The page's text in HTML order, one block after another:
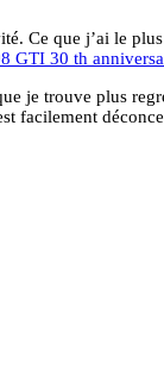
Ce que j’ai le
GTI 30 th
je trouve plus